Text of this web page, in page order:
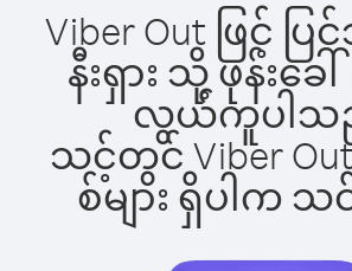
Viber Out ဖြင့် ပ
နီးရှား သို့ ဖုန်းခေ
လွယ်ကူပါသ
သင့်တွင် Viber
စ်များ ရှိပါက